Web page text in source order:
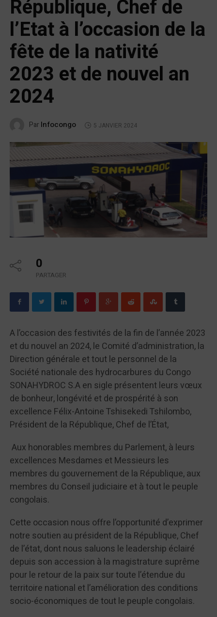
République, Chef de
l’Etat à l’occasion de la
fête de la nativité
2023 et de nouvel an
2024
Par Infocongo 5 JANVIER 2024
0
PARTAGER
A l’occasion des festivités de la fin de l’année 2023
et du nouvel an 2024, le Comité d’administration, la
Direction générale et tout le personnel de la
Société nationale des hydrocarbures du Congo
SONAHYDROC S.A en sigle présentent leurs vœux
de bonheur, longévité et de prospérité à son
excellence Félix-Antoine Tshisekedi Tshilombo,
Président de la République, Chef de l’État,
Aux honorables membres du Parlement, à leurs
excellences Mesdames et Messieurs les
membres du gouvernement de la République, aux
membres du Conseil judiciaire et à tout le peuple
congolais.
Cette occasion nous offre l’opportunité d’exprimer
notre soutien au président de la République, Chef
de l’état, dont nous saluons le leadership éclairé
depuis son accession à la magistrature suprême
pour le retour de la paix sur toute l’étendue du
territoire national et l’amélioration des conditions
socio-économiques de tout le peuple congolais.